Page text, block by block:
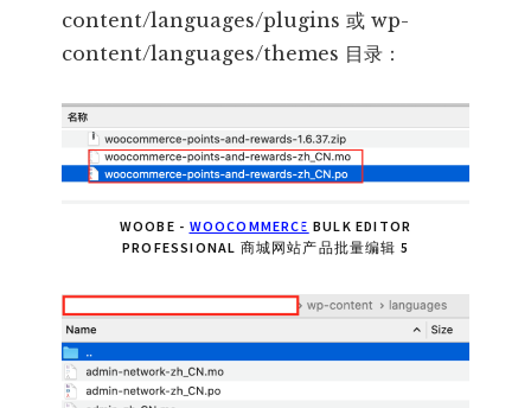
content/languages/plugins 或 wp-
content/languages/themes 目录：
WOOBE - WOOCOMMERCE BULK EDITOR
PROFESSIONAL 商城网站产品批量编辑 5